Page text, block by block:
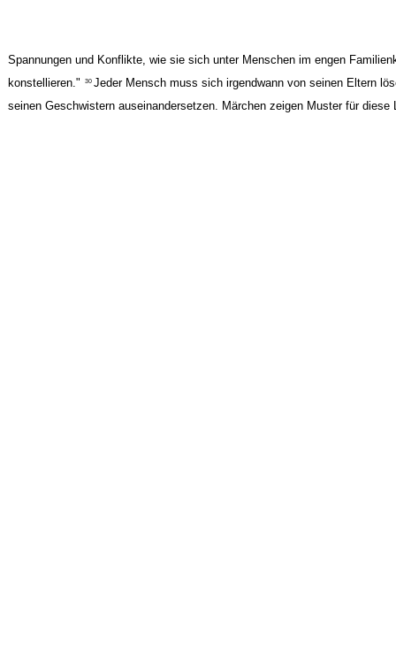
Spannungen und Konflikte, wie sie sich unter Menschen im engen
konstellieren."
30 Jeder Mensch muss sich irgendwann von seinen Eltern
seinen Geschwistern auseinandersetzen. Märchen zeigen Muster für diese